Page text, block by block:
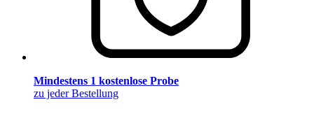
Mindestens 1 kostenlose Probe
zu jeder Bestellung